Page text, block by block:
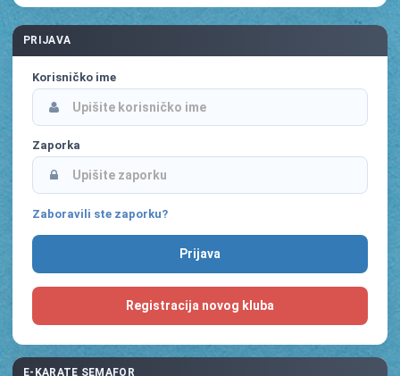
PRIJAVA
Korisničko ime
Zaporka
Zaboravili ste zaporku?
Registracija novog kluba
E-KARATE SEMAFOR